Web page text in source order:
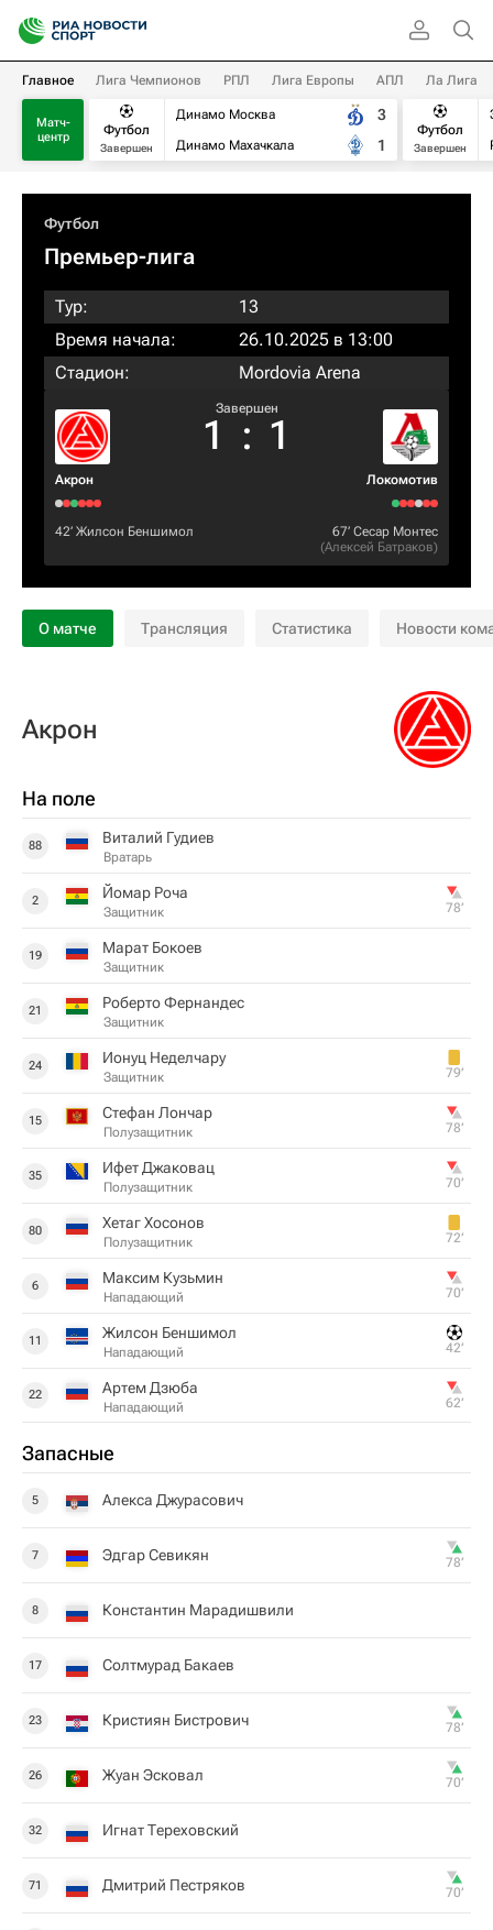
Главное Лига Чемпионов РПЛ Лига Европы АПЛ Ла Лига
Матч-
центр
Футбол
Завершен
Динамо Москва
Динамо Махачкала
3
1
Футбол
Завершен
Футбол
Премьер-лига
Тур:
13
Время начала:
26.10.2025 в 13:00
Стадион:
Mordovia Arena
Акрон
Завершен
1 : 1
Локомотив
42‎’‎ Жилсон Беншимол 67‎’‎ Сесар Монтес
(Алексей Батраков)
О матче Трансляция Статистика Новости
Акрон
На поле
88 Виталий Гудиев
Вратарь
2 Йомар Роча
Защитник 78‎’‎
19 Марат Бокоев
Защитник
21 Роберто Фернандес
Защитник
24 Ионуц Неделчару
Защитник 79‎’‎
15 Стефан Лончар
Полузащитник 78‎’‎
35 Ифет Джаковац
Полузащитник 70‎’‎
80 Хетаг Хосонов
Полузащитник 72‎’‎
6 Максим Кузьмин
Нападающий 70‎’‎
11 Жилсон Беншимол
Нападающий 42‎’‎
22 Артем Дзюба
Нападающий 62‎’‎
Запасные
5 Алекса Джурасович
7 Эдгар Севикян 78‎’‎
8 Константин Марадишвили
17 Солтмурад Бакаев
23 Кристиян Бистрович 78‎’‎
26 Жуан Эсковал 70‎’‎
32 Игнат Тереховский
71 Дмитрий Пестряков 70‎’‎